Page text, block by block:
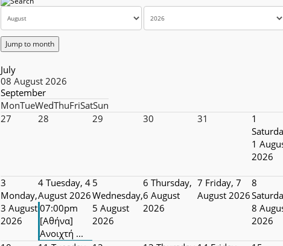
Jump to month
July
08 August 2026
September
MonTueWedThuFriSatSun
27
28 29 30 31
1
1
2026
3
Monday,
3 August
2026
4 Tuesday, 4
August 2026
07:00pm
[Αθήνα]
Ανοιχτή ...
5
Wednesday,
5 August
2026
6 Thursday,
6 August
2026
7 Friday, 7
August 2026
8
8
2026